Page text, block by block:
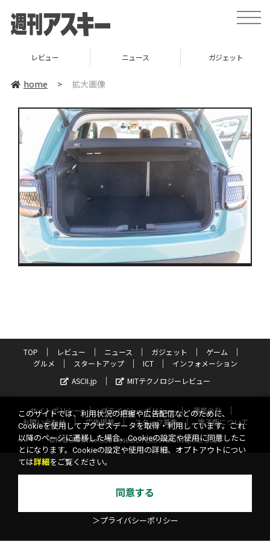
toggle
レビュー ニュース ガジェット
home > 拡大画像
TOP レビュー ニュース ガジェット
ゲーム
グルメ
スタートアップ ICT
インフォメーション
ASCII.jp
MITテクノロジーレビュー
サイトポリシー プライバシーポリシー
運営会社
お問い合わせ
広告掲載 スタッフ募集
電子版について
©KADOKAWA ASCII Research Laboratories, Inc. 2026
このサイトでは、利用状況の把握や広告配信などのために、
Cookieを使用してアクセスデータを取得・利用しています。これ
以降のページに遷移した場合、Cookieの設定や使用に同意したこ
とになります。Cookieの設定や使用の詳細、オプトアウトについ
ては詳細 をご覧ください。
同意する
＞プライバシーポリシー